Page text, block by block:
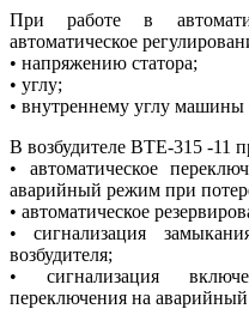
При работе в
автоматическое
• напряжению статора;
• углу;
• внутреннему углу
В возбудителе ВТЕ-315 -11
• автоматическое
аварийный режим при
• автоматическое
• сигнализация
возбудителя;
• сигнализация
переключения на